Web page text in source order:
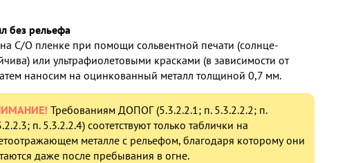
без рельефа
С/О пленке при помощи сольвентной печати (солнце-
или ультрафиолетовыми красками (в зависимости от
наносим на оцинкованный металл толщиной 0,7 мм.
Требованиям ДОПОГ (5.3.2.2.1; п. 5.3.2.2.2; п.
п. 5.3.2.2.4) соотетствуют только таблички на
металле с рельефом, благодаря которому они
даже после пребывания в огне.